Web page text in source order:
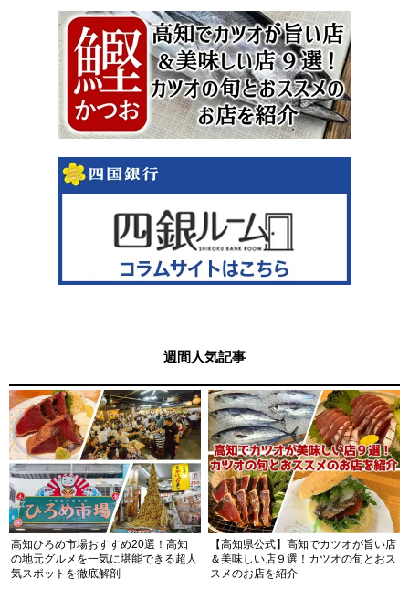
週間人気記事
高知ひろめ市場おすすめ20選！高知
の地元グルメを一気に堪能できる超人
気スポットを徹底解剖
【高知県公式】高知でカツオが旨い店
＆美味しい店９選！カツオの旬とおス
スメのお店を紹介